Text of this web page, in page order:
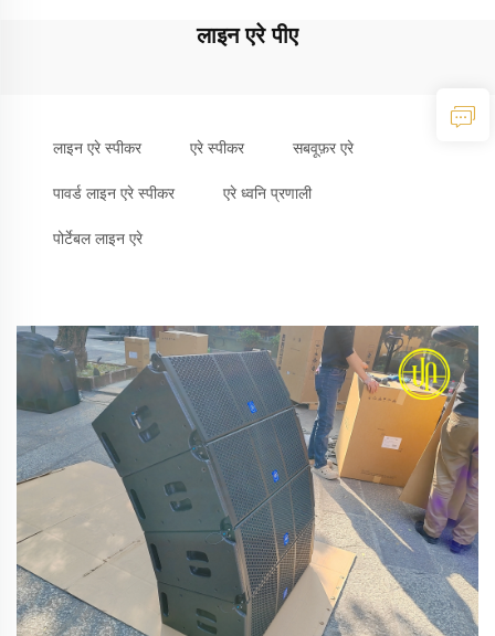
लाइन एरे पीए
लाइन एरे स्पीकर एरे स्पीकर सबवूफ़र एरे
पावर्ड लाइन एरे स्पीकर एरे ध्वनि प्रणाली
पोर्टेबल लाइन एरे